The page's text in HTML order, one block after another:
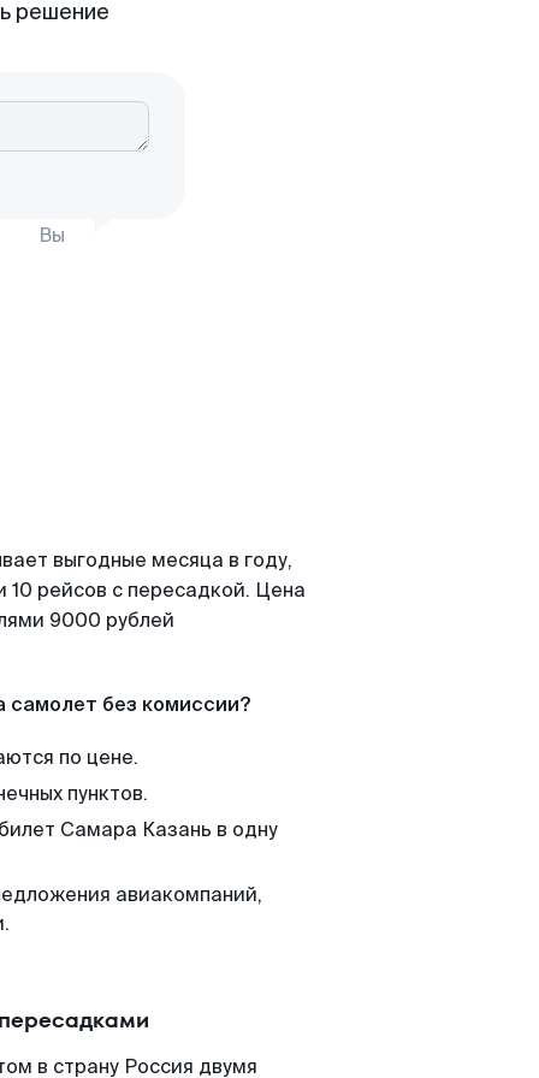
решение
Вы
выгодные месяца в году,
рейсов с пересадкой. Цена
9000 рублей
самолет без комиссии?
по цене.
пунктов.
Самара Казань в одну
авиакомпаний,
в страну Россия двумя